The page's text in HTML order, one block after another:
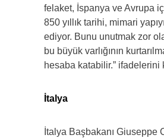
felaket, İspanya ve Avrupa
850 yıllık tarihi, mimari
ediyor. Bunu unutmak zor
bu büyük varlığının
hesaba katabilir.” ifadelerini
İtalya
İtalya Başbakanı Giuseppe